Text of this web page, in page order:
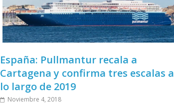
España: Pullmantur recala a
Cartagena y confirma tres escalas a
lo largo de 2019
Noviembre 4, 2018